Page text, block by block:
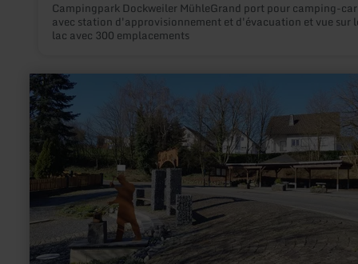
Campingpark Dockweiler MühleGrand port pour camping-
avec station d'approvisionnement et d'évacuation et vue sur
lac avec 300 emplacements
en
savoir
plus
sur
:
Ortsgemeinde
Kirchwald